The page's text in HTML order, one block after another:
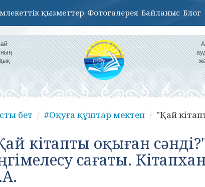
қызметтер Фотогалерея Байланыс Блог
бет #Оқуға құштар мектеп "Қай
кітапты оқыған
сағаты.